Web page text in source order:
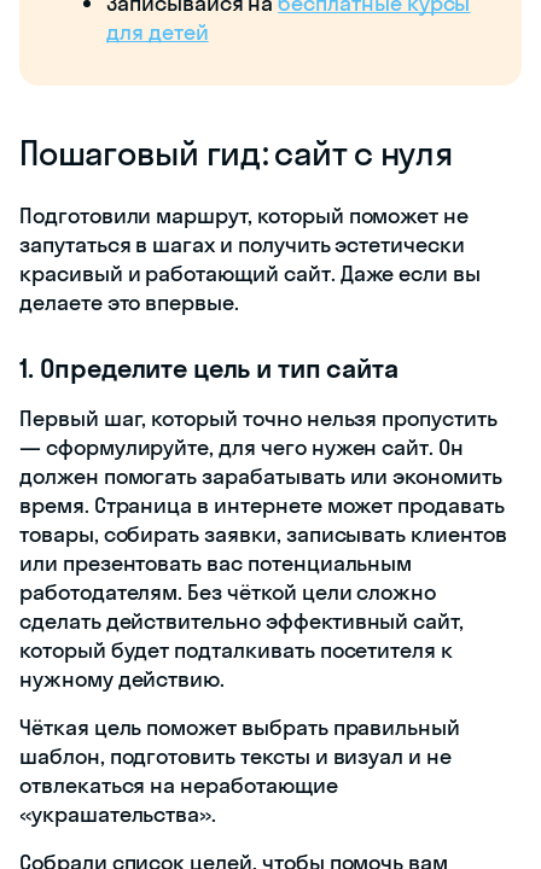
для детей
Пошаговый гид: сайт с нуля
Подготовили маршрут, который поможет не
запутаться в шагах и получить эстетически
красивый и работающий сайт. Даже если вы
делаете это впервые.
1. Определите цель и тип сайта
Первый шаг, который точно нельзя пропустить
— сформулируйте, для чего нужен сайт. Он
должен помогать зарабатывать или экономить
время. Страница в интернете может продавать
товары, собирать заявки, записывать клиентов
или презентовать вас потенциальным
работодателям. Без чёткой цели сложно
сделать действительно эффективный сайт,
который будет подталкивать посетителя к
нужному действию.
Чёткая цель поможет выбрать правильный
шаблон, подготовить тексты и визуал и не
отвлекаться на неработающие
«украшательства».
Собрали список целей, чтобы помочь вам